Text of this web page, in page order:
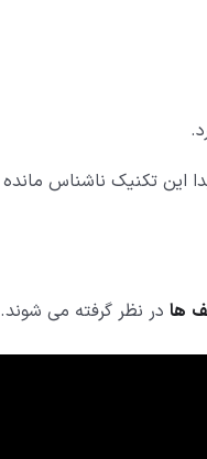
ها در نظر گرفته می شوند.